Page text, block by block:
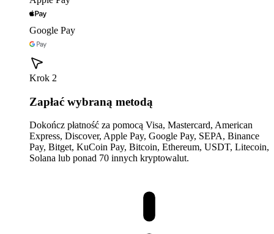
Google Pay
Krok 2
Zapłać wybraną metodą
Dokończ płatność za pomocą Visa, Mastercard, American
Express, Discover, Apple Pay, Google Pay, SEPA, Binance
Pay, Bitget, KuCoin Pay, Bitcoin, Ethereum, USDT, Litecoin,
Solana lub ponad 70 innych kryptowalut.